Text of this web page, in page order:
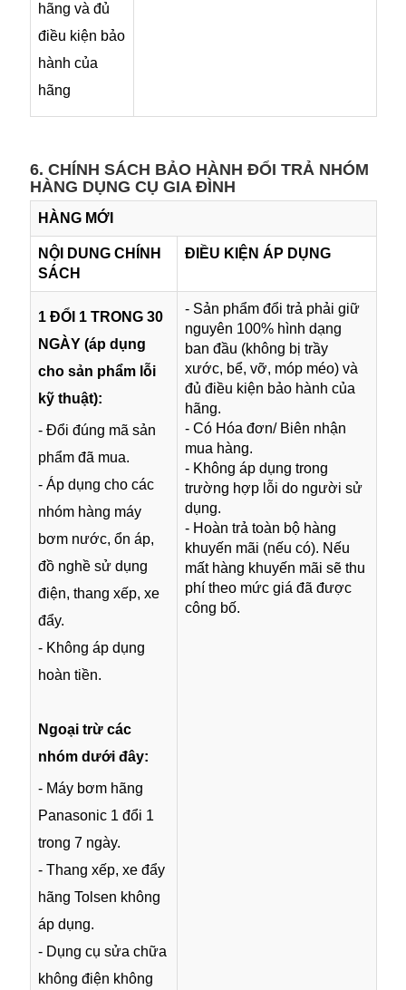
hãng và đủ
điều kiện bảo
hành của
hãng
6. CHÍNH SÁCH BẢO HÀNH ĐỔI TRẢ NHÓM
HÀNG DỤNG CỤ GIA ĐÌNH
HÀNG MỚI
NỘI DUNG CHÍNH
SÁCH
ĐIỀU KIỆN ÁP DỤNG
1 ĐỔI 1 TRONG 30
NGÀY (áp dụng
cho sản phẩm lỗi
kỹ thuật):
- Đổi đúng mã sản
phẩm đã mua.
- Áp dụng cho các
nhóm hàng máy
bơm nước, ổn áp,
đồ nghề sử dụng
điện, thang xếp, xe
đẩy.
- Không áp dụng
hoàn tiền.
Ngoại trừ các
nhóm dưới đây:
- Máy bơm hãng
Panasonic 1 đổi 1
trong 7 ngày.
- Thang xếp, xe đẩy
hãng Tolsen không
áp dụng.
- Dụng cụ sửa chữa
không điện không
- Sản phẩm đổi trả phải giữ
nguyên 100% hình dạng
ban đầu (không bị trầy
xước, bể, vỡ, móp méo) và
đủ điều kiện bảo hành của
hãng.
- Có Hóa đơn/ Biên nhận
mua hàng.
- Không áp dụng trong
trường hợp lỗi do người sử
dụng.
- Hoàn trả toàn bộ hàng
khuyến mãi (nếu có). Nếu
mất hàng khuyến mãi sẽ thu
phí theo mức giá đã được
công bố.